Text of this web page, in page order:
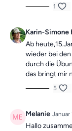
1
Karin-Simone
Ab
wieder bei
durch die
das bringt mir
5
Melanie Januar
Hallo